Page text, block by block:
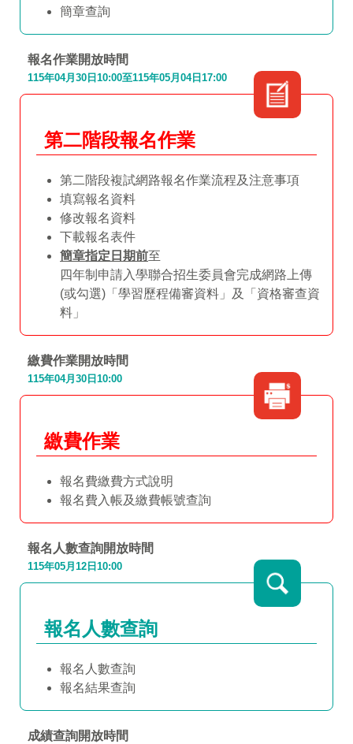
簡章查詢
報名作業開放時間
115年04月30日10:00至115年05月04日17:00
第二階段報名作業
第二階段複試網路報名作業流程及注意事項
填寫報名資料
修改報名資料
下載報名表件
簡章指定日期前至
四年制申請入學聯合招生委員會完成網路上傳
(或勾選)「學習歷程備審資料」及「資格審查資
料」
繳費作業開放時間
115年04月30日10:00
繳費作業
報名費繳費方式說明
報名費入帳及繳費帳號查詢
報名人數查詢開放時間
115年05月12日10:00
報名人數查詢
報名人數查詢
報名結果查詢
成績查詢開放時間